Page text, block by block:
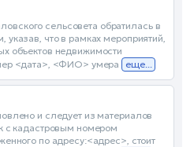
сельсовета обратилась в
что в рамках мероприятий,
объектов недвижимости
<дата>, <ФИО> умера еще...
и следует из материалов
с кадастровым номером
по адресу:<адрес>, стоит